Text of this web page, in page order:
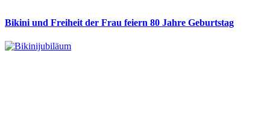
Bikini und Freiheit der Frau feiern 80 Jahre Geburtstag